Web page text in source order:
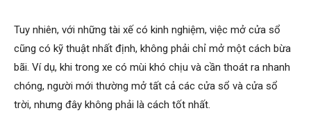
Tuy nhiên, với những tài xế có kinh nghiệm, việc mở cửa sổ
cũng có kỹ thuật nhất định, không phải chỉ mở một cách bừa
bãi. Ví dụ, khi trong xe có mùi khó chịu và cần thoát ra nhanh
chóng, người mới thường mở tất cả các cửa sổ và cửa sổ
trời, nhưng đây không phải là cách tốt nhất.